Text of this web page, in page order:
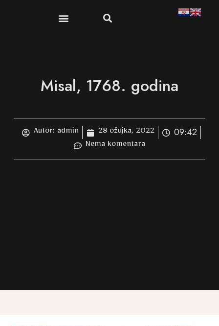
Misal, 1768. godina
Autor: admin 28 ožujka, 2022 09:42
Nema komentara